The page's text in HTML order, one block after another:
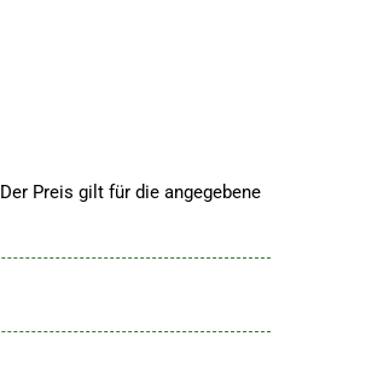
Preis gilt für die angegebene